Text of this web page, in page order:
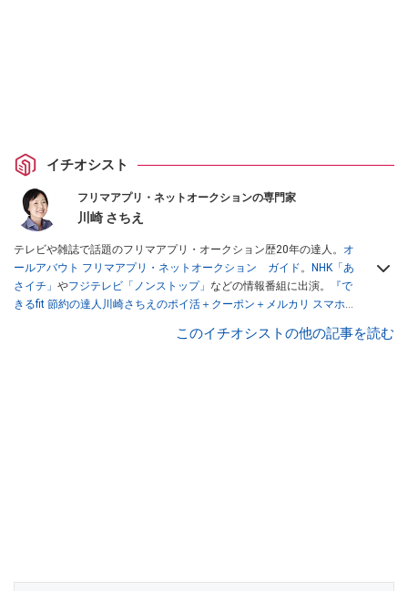
イチオシスト
フリマアプリ・ネットオークションの専門家
川崎 さちえ
テレビや雑誌で話題のフリマアプリ・オークション歴20年の達人。 オ
ールアバウト フリマアプリ・ネットオークション ガイド。
NHK「あ
さイチ」 やフジテレビ「ノンストップ」 などの情報番組に出演。
『で
きるfit 節約の達人川崎さちえのポイ活＋クーポン＋メルカリ スマホで
スマホ1つでスキマ時間に効率的に稼ぐ！』（翔泳社刊） ほか著書多
このイチオシストの他の記事を読む